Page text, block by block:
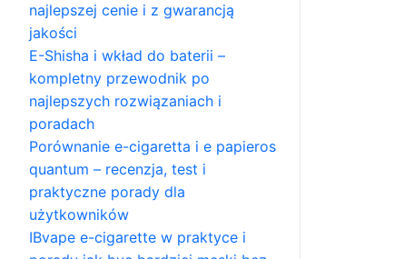
najlepszej cenie i z gwarancją
jakości
E-Shisha i wkład do baterii –
kompletny przewodnik po
najlepszych rozwiązaniach i
poradach
Porównanie e-cigaretta i e papieros
quantum – recenzja, test i
praktyczne porady dla
użytkowników
IBvape e-cigarette w praktyce i